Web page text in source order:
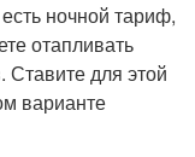
ночной тариф,
отапливать
Ставите для этой
варианте